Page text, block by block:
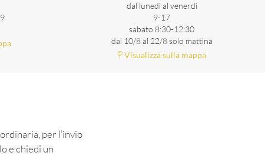
dal lunedì al venerdì
9-17
sabato 8:30-12:30
dal 10/8 al 22/8 solo mattina
Visualizza sulla mappa
per l’invio
e chiedi un